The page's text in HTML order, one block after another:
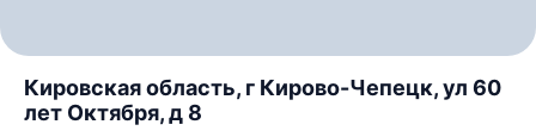
Кировская область, г Кирово-Чепецк, ул 60
лет Октября, д 8